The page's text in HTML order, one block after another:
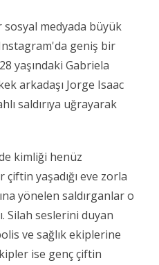
medyada büyük
geniş bir
yaşındaki Gabriela
arkadaşı Jorge Isaac
saldırıya uğrayarak
kimliği henüz
yaşadığı eve zorla
yönelen saldırganlar o
Silah seslerini duyan
ve sağlık ekiplerine
ise genç çiftin